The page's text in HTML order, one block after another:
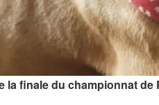
la finale du championnat